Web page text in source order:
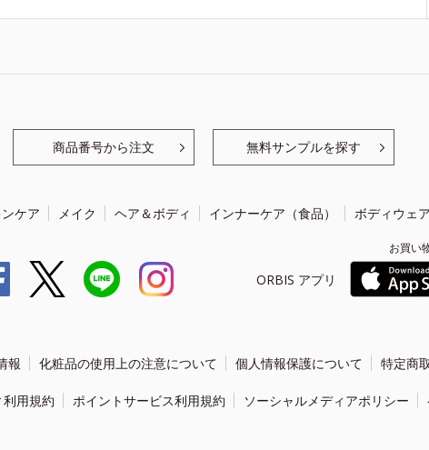
商品番号から注文 無料サンプルを探す
ケア メイク ヘア＆ボディ インナーケア（食品） ボディウェア
ORBIS アプリ
お買い
報 化粧品の使用上の注意について 個人情報保護について 特定商
用規約 ポイントサービス利用規約 ソーシャルメディアポリシー